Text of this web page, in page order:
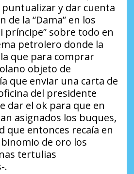
puntualizar y dar cuenta
de la “Dama” en los
príncipe” sobre todo en
petrolero donde la
que para comprar
objeto de
que enviar una carta de
del presidente
dar el ok para que en
asignados los buques,
que entonces recaía en
binomio de oro los
tertulias
.